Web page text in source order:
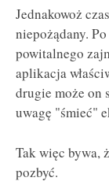
Jednakowoż
niepożądany.
powitalnego
aplikacja
drugie może on
uwagę "śmieć"
Tak więc bywa,
pozbyć.